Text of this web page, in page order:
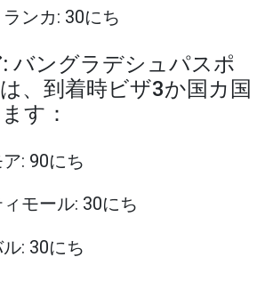
ンカ: 30にち
: バングラデシュパスポ
、到着時ビザ3か国カ国
す：
: 90にち
モール: 30にち
: 30にち